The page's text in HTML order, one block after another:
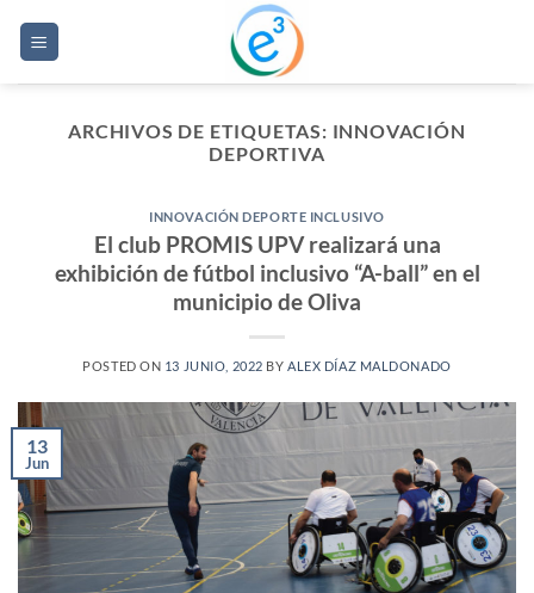
ARCHIVOS DE ETIQUETAS: INNOVACIÓN
DEPORTIVA
INNOVACIÓN DEPORTE INCLUSIVO
El club PROMIS UPV realizará una
exhibición de fútbol inclusivo “A-ball” en el
municipio de Oliva
POSTED ON 13 JUNIO, 2022 BY ALEX DÍAZ MALDONADO
13
Jun